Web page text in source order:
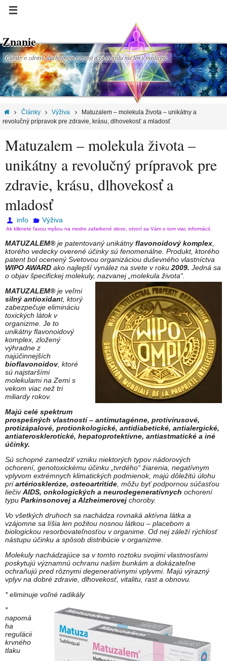
Znanie
Články o zdraví, duchovnom rozvoji a za pravdu nie len v medicíne.
Články Výživa
Matuzalem – molekula života – unikátny a
revolučný prípravok pre zdravie, krásu, dlhovekosť a mladosť
Matuzalem – molekula života –
unikátny a revolučný prípravok pre
zdravie, krásu, dlhovekosť a
mladosť
info Výživa
Ak kliknete ľavou myšou na modro zafarbené slovo, otvorí sa Vám o tom viac informácií.
MATUZALEM®je patentovaný unikátnyflavonoidový komplex
ktorého vedecky overené účinky sú fenomenálne. Produkt, ktorého
patent bol ocenený Svetovou organizáciou duševného vlastníctva
WIPO AWARD ako najlepší vynález na svete v roku 2009. Jedná sa
o objav špecifickej molekuly, nazvanej „molekula života“.
MATUZALEM®je veľmi
silný antioxidant, ktorý
zabezpečuje elimináciu
toxických látok v
organizme. Je to
unikátny flavonoidový
komplex, zložený
výhradne z
najúčinnejších
bioflavonoidov, ktoré
sú najstaršími
molekulami na Zemi s
vekom viac než tri
miliardy rokov.
Majú celé spektrum
prospešných vlastností – antimutagénne, protivírusové,
protizápalové, protionkologické, antidiabetické, antialergické,
antiaterosklerotické, hepatoprotektívne, antiastmatické a iné
účinky.
Sú schopné zamedziť vzniku niektorých typov nádorových
ochorení, genotoxickému účinku „tvrdého“ žiarenia, negatívnym
vplyvom extrémnych klimatických podmienok, majú dôležitú úlohu
priartérioskleróze, osteoartritíde , môžu byť podpornou súčasťou
liečivAIDS, onkologických a neurodegeneratívnych ochorení
typu Parkinsonovej a Alzheimerovej choroby.
Vo všetkých druhoch sa nachádza rovnaká aktívna látka a
vzájomne sa líšia len požitou nosnou látkou – placebom a
biologickou resorbovateľnosťou v organime. Od nej záleží rýchlosť
nástupu účinku a spôsob distribúcie v organizme.
Molekuly nachádzajúce sa v tomto roztoku svojimi vlastnosťami
poskytujú významnú ochranu našim bunkám a dokázateľne
ochraňujú pred rôznymi degeneratívnymi vplyvmi. Majú výrazný
vplyv na dobré zdravie, dlhovekosť, vitalitu, rast a obnovu.
* eliminuje voľné radikály
*
napomá
ha
regulácii
krvného
tlaku